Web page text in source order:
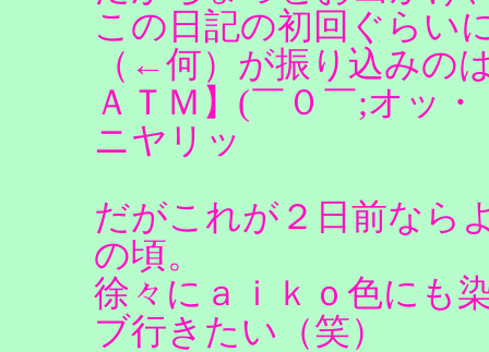
この日記の初回ぐらい
（←何）が振り込みの
ＡＴＭ】(￣０￣;オッ
ニヤリッ
だがこれが２日前なら
の頃。
徐々にａｉｋｏ色にも
ブ行きたい（笑）